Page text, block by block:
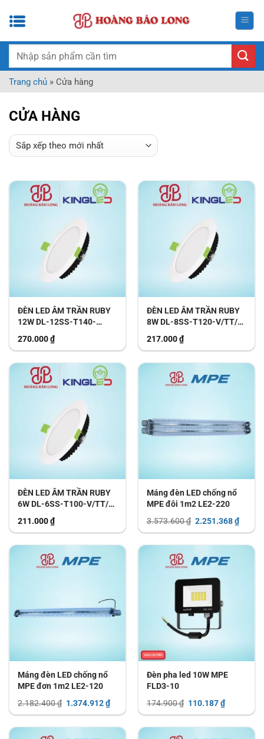
qua
dung
Tìm
Trang chủ » Cửa hàng
CỬA HÀNG
ĐÈN LED ÂM TRẦN RUBY
12W DL-12SS-T140-
270.000₫
ĐÈN LED ÂM TRẦN RUBY
8W DL-8SS-T120-V/TT/T
217.000₫
ĐÈN LED ÂM TRẦN RUBY
6W DL-6SS-T100-V/TT/T
211.000₫
Máng đèn LED chống nổ
MPE đôi 1m2 LE2-220
3.573.600₫ Giá
là:
3.573.600 ₫.
2.251.368₫Giá
hiện
tại
là:
Máng đèn LED chống nổ
MPE đơn 1m2 LE2-120
2.182.400₫ Giá
là:
2.182.400 ₫.
1.374.912₫Giá
hiện
tại
là:
1.374.912 ₫.
Đèn pha led 10W MPE
FLD3-10
174.900₫ Giá
là:
174.900 ₫.
110.187₫Giá
hiện
tại
là:
110.187 ₫.